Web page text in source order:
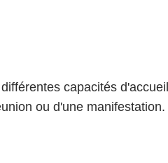
capacités
ou d'une manifestation.